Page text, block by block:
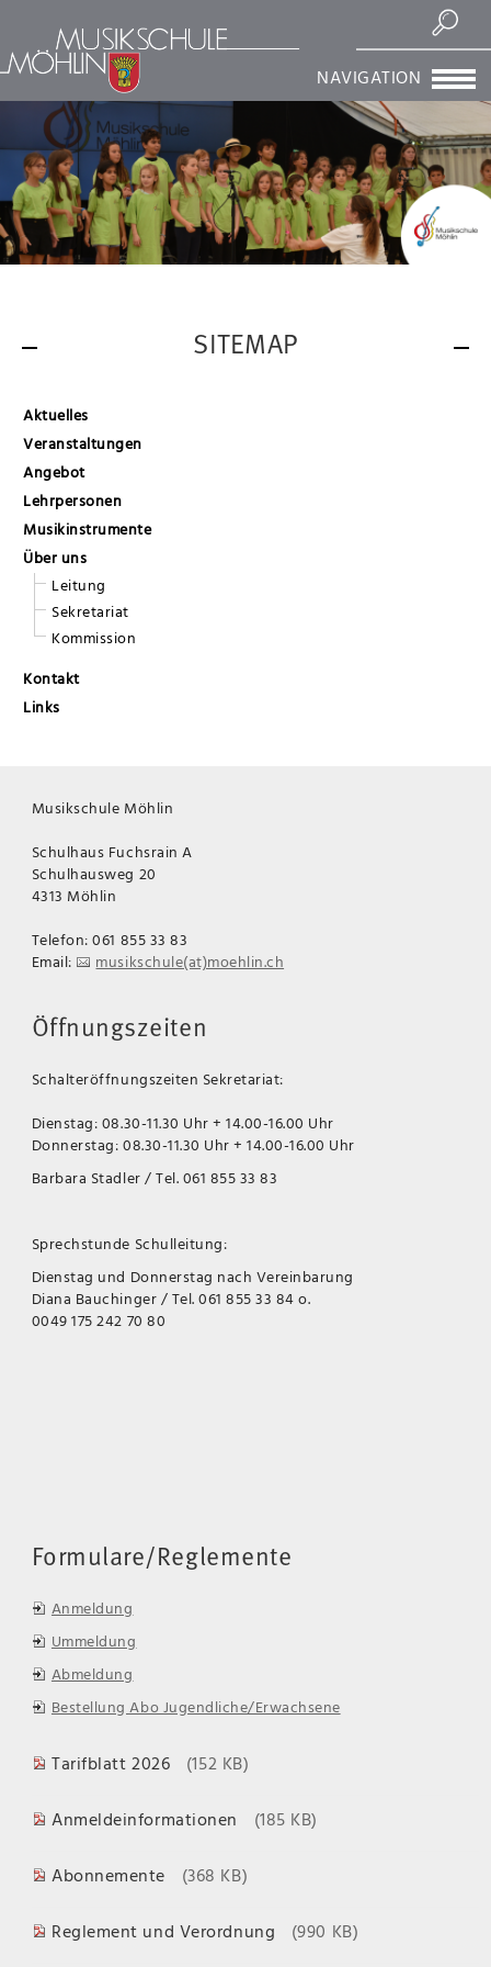
Suchen
NAVIGATION
SITEMAP
Aktuelles
Veranstaltungen
Angebot
Lehrpersonen
Musikinstrumente
Über uns
Leitung
Sekretariat
Kommission
Kontakt
Links
Musikschule Möhlin
Schulhaus Fuchsrain A
Schulhausweg 20
4313 Möhlin
Telefon: 061 855 33 83
Email:
musikschule(at)moehlin.ch
Öffnungszeiten
Schalteröffnungszeiten Sekretariat:
Dienstag: 08.30-11.30 Uhr + 14.00-16.00 Uhr
Donnerstag: 08.30-11.30 Uhr + 14.00-16.00 Uhr
Barbara Stadler / Tel. 061 855 33 83
Sprechstunde Schulleitung:
Dienstag und Donnerstag nach Vereinbarung
Diana Bauchinger / Tel. 061 855 33 84 o.
0049 175 242 70 80
Formulare/Reglemente
Anmeldung
Ummeldung
Abmeldung
Bestellung Abo Jugendliche/Erwachsene
Tarifblatt 2026 (152 KB)
Anmeldeinformationen (185 KB)
Abonnemente (368 KB)
Reglement und Verordnung (990 KB)